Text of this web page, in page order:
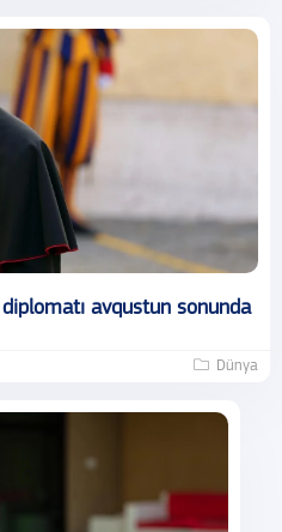
avqustun sonunda
Dünya